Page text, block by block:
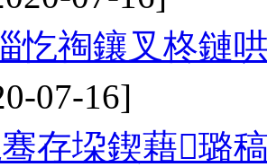
忔祹鑲叉柊鏈
07-16]
存垜鍥藉璐